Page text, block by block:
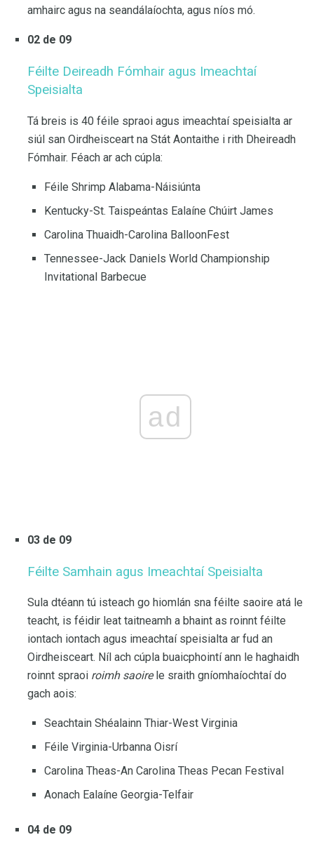
amhairc agus na seandálaíochta, agus níos mó.
02 de 09
Féilte Deireadh Fómhair agus Imeachtaí
Speisialta
Tá breis is 40 féile spraoi agus imeachtaí speisialta ar
siúl san Oirdheisceart na Stát Aontaithe i rith Dheireadh
Fómhair. Féach ar ach cúpla:
Féile Shrimp Alabama-Náisiúnta
Kentucky-St. Taispeántas Ealaíne Chúirt James
Carolina Thuaidh-Carolina BalloonFest
Tennessee-Jack Daniels World Championship
Invitational Barbecue
ad
03 de 09
Féilte Samhain agus Imeachtaí Speisialta
Sula dtéann tú isteach go hiomlán sna féilte saoire atá le
teacht, is féidir leat taitneamh a bhaint as roinnt féilte
iontach iontach agus imeachtaí speisialta ar fud an
Oirdheisceart. Níl ach cúpla buaicphointí ann le haghaidh
roinnt spraoi roimh saoirele sraith gníomhaíochtaí do
gach aois:
Seachtain Shéalainn Thiar-West Virginia
Féile Virginia-Urbanna Oisrí
Carolina Theas-An Carolina Theas Pecan Festival
Aonach Ealaíne Georgia-Telfair
04 de 09